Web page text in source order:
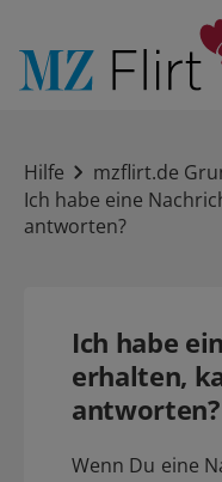
Hilfe
mzflirt.de
Ich habe eine
antworten?
Ich habe
erhalten,
antworten?
Wenn Du eine